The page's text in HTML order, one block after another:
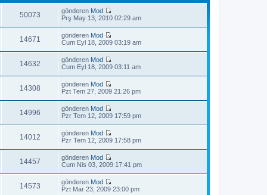
a
j
ı
ö
r
n
e
50073 gönderen Mod
S
e
s
j
ö
ü
t
ü
e
Prş May 13, 2010 02:29 am
14671 gönderen Mod
S
e
s
j
ö
r
ü
t
ü
e
Cum Eyl 18, 2009 03:19 am
14632 gönderen Mod
S
e
s
j
ö
r
ü
t
ü
e
Cum Eyl 18, 2009 03:11 am
14308 gönderen Mod
S
e
s
j
ö
r
ü
t
Pzt Tem 27, 2009 21:26 pm
14996 gönderen Mod
S
e
s
j
ö
r
Pzr Tem 12, 2009 17:59 pm
14012 gönderen Mod
S
e
s
Pzr Tem 12, 2009 17:58 pm
14457 gönderen Mod
S
e
Cum Nis 03, 2009 17:41 pm
14573 gönderen Mod
S
Pzt Mar 23, 2009 23:00 pm